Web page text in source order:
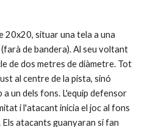
20x20, situar una tela a una
de bandera). Al seu voltant
de dos metres de diàmetre. Tot
al centre de la pista, sinó
un dels fons. L'equip defensor
i l'atacant inicia el joc al fons
atacants guanyaran si fan